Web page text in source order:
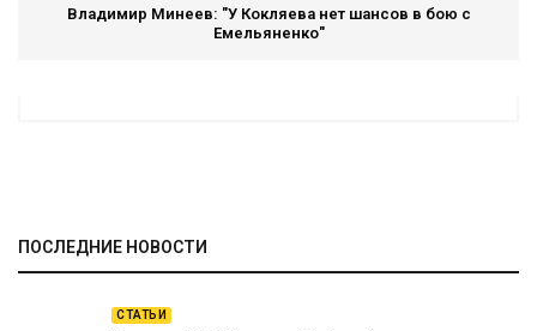
Владимир Минеев: "У Кокляева нет шансов в бою с
Емельяненко"
ПОСЛЕДНИЕ НОВОСТИ
СТАТЬИ